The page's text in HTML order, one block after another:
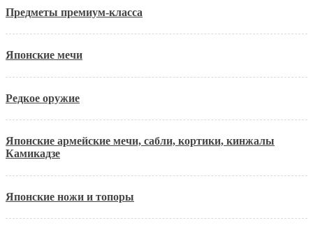
Предметы премиум-класса
Японские мечи
Редкое оружие
Японские армейские мечи, сабли, кортики, кинжалы
Камикадзе
Японские ножи и топоры